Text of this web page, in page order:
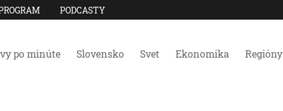
PODCASTY
po minúte Slovensko Svet Ekonomika Regióny